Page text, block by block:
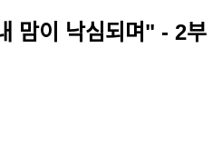
낙심되며" - 2부